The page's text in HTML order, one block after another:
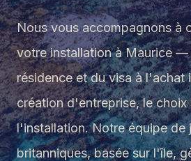
Nous vous accompagnons à
votre installation à Maurice —
résidence et du visa à l'achat
création d'entreprise, le
l'installation. Notre équipe de
britanniques, basée sur l'île,